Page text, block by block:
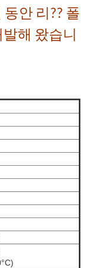
동안 리?? 폴
해 왔습니